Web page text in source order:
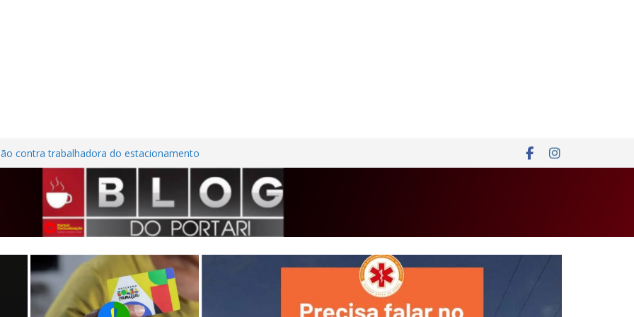
em investimentos, obras de melhoria
seguem em ritmo avançado
contra trabalhadora do estacionamento
em Frutal
Nordestina
casa desabitada e furtam bicicleta,
no Centro de Frutal